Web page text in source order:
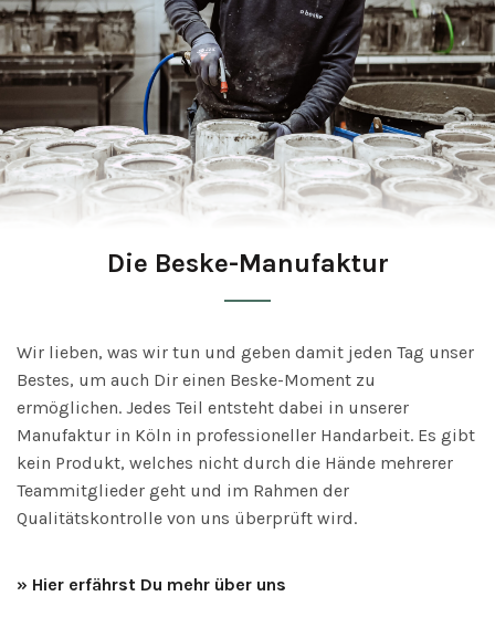
Die Beske-Manufaktur
Wir lieben, was wir tun und geben damit jeden Tag unser
Bestes, um auch Dir einen Beske-Moment zu
ermöglichen. Jedes Teil entsteht dabei in unserer
Manufaktur in Köln in professioneller Handarbeit. Es gibt
kein Produkt, welches nicht durch die Hände mehrerer
Teammitglieder geht und im Rahmen der
Qualitätskontrolle von uns überprüft wird.
» Hier erfährst Du mehr über uns